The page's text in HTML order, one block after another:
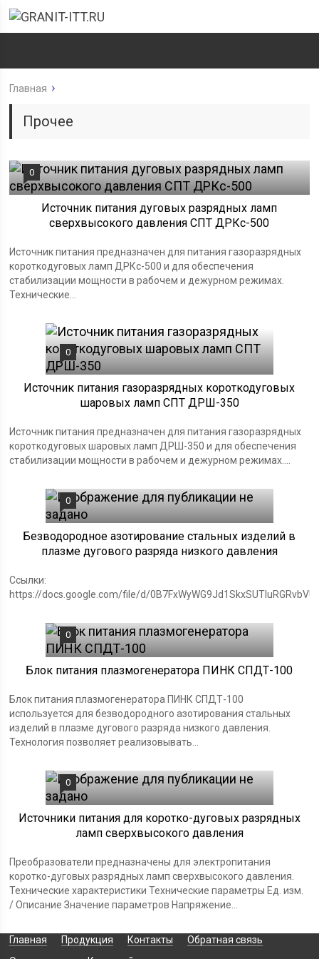
Главная
Прочее
0
Источник питания дуговых разрядных ламп
сверхвысокого давления СПТ ДРКс-500
Источник питания предназначен для питания газоразрядных
короткодуговых ламп ДРКс-500 и для обеспечения
стабилизации мощности в рабочем и дежурном режимах.
Технические...
0
Источник питания газоразрядных короткодуговых
шаровых ламп СПТ ДРШ-350
Источник питания предназначен для питания газоразрядных
короткодуговых шаровых ламп ДРШ-350 и для обеспечения
стабилизации мощности в рабочем и дежурном режимах....
0
Безводородное азотирование стальных изделий в
плазме дугового разряда низкого давления
Ссылки:
https://docs.google.com/file/d/
0
Блок питания плазмогенератора ПИНК СПДТ-100
Блок питания плазмогенератора ПИНК СПДТ-100
используется для безводородного азотирования стальных
изделий в плазме дугового разряда низкого давления.
Технология позволяет реализовывать...
0
Источники питания для коротко-дуговых разрядных
ламп сверхвысокого давления
Преобразователи предназначены для электропитания
коротко-дуговых разрядных ламп сверхвысокого давления.
Технические характеристики Технические параметры Ед. изм.
/ Описание Значение параметров Напряжение...
Главная Продукция Контакты
Обратная связь